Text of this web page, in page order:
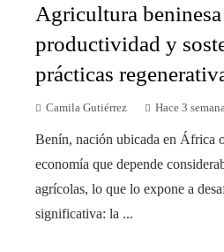
Agricultura
productividad y
prácticas
Camila Gutiérrez Hace 3
Benín, nación ubicada en África
economía que depende
agrícolas, lo que lo expone a
significativa: la ...